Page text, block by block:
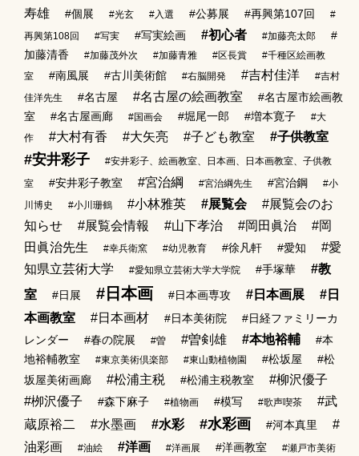
寿雄
#個展 #光玄 #入選 #公募展 #再興第107回
#
再興第108回
#写実 #写実絵画 #初心者 #加藤亮太郎
#
加藤清香
#加藤茂外次 #加藤青雅 #区長賞
#千種区絵画教
室
#南風展 #古川美術館 #右脳開発 #吉村佳洋
#吉村
佳洋先生
#名古屋 #名古屋の絵画教室
#名古屋市絵画教
室
#名古屋画廊 #国画会 #堀尾一郎 #増本寛子
#大
作
#大村有香 #大矢亮 #子ども教室 #子供教室
#安井彩子
#安井彩子、絵画教室、日本画、日本画教室、子供教
室
#安井彩子教室 #宮治綱 #宮治綱先生 #宮治鋼
#小
川博史
#小川珊鶴 #小林雅英 #展覧会
#展覧会のお
知らせ
#展覧会情報 #山下孝治 #岡田眞治
#岡
田眞治先生
#幸兵衛窯 #幼児教育 #徐凡軒 #愛知
#愛
知県立芸術大学
#愛知県立芸術大学大学院 #手塚華
#教
室
#日展 #日本画 #日本画専攻 #日本画展
#日
本画教室
#日本画材 #日本美術院
#日経ファミリーカ
レンダー
#春の院展 #曽 #曽剣雄 #本地裕輔
#本
地裕輔教室
#東京美術倶楽部 #東山動植物園 #松坂屋
#松
坂屋美術画廊
#松浦主税 #松浦主税教室
#柳沢優子
#栁沢優子
#森下麻子 #植物画 #模写 #歌声喫茶
#武
蔵原裕二
#水墨画 #水彩 #水彩画 #河本真里
#
油彩画
#油絵 #洋画 #洋画展 #洋画教室
#瀬戸市美術